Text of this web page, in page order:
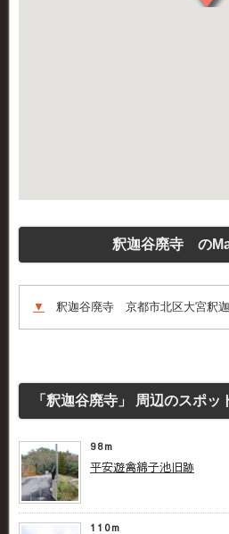
釈迦谷廃寺 の
▼ 釈迦谷廃寺 京都市北区大宮釈
「釈迦谷廃寺」 周辺のスポッ
98m
平安遊禽綿子池旧跡
110m